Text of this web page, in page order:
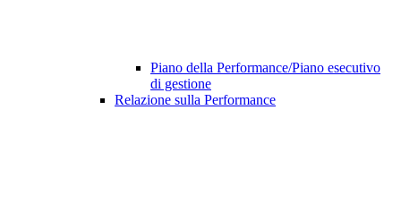
Piano della Performance/Piano esecutivo
di gestione
Relazione sulla Performance